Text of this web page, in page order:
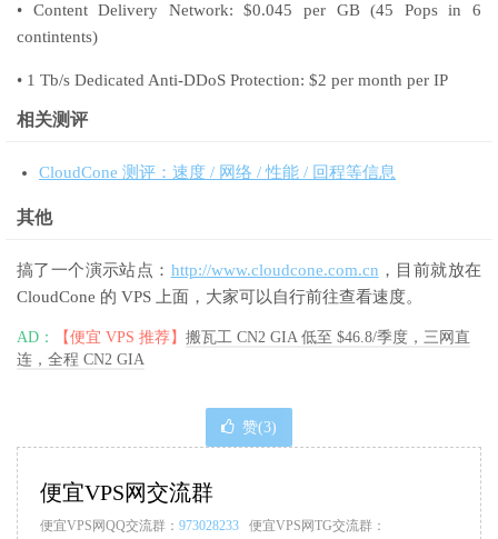
• Content Delivery Network: $0.045 per GB (45 Pops in 6
contintents)
• 1 Tb/s Dedicated Anti-DDoS Protection: $2 per month per IP
相关测评
CloudCone 测评：速度 / 网络 / 性能 / 回程等信息
其他
搞了一个演示站点： http://www.cloudcone.com.cn ，目前就放在
CloudCone 的 VPS 上面，大家可以自行前往查看速度。
AD： 【便宜 VPS 推荐】 搬瓦工 CN2 GIA 低至 $46.8/季度，三网直
连，全程 CN2 GIA
赞(3)
便宜VPS网交流群
便宜VPS网QQ交流群： 973028233
便宜VPS网TG交流群：